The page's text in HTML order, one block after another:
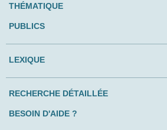
THÉMATIQUE
PUBLICS
LEXIQUE
RECHERCHE DÉTAILLÉE
BESOIN D'AIDE ?